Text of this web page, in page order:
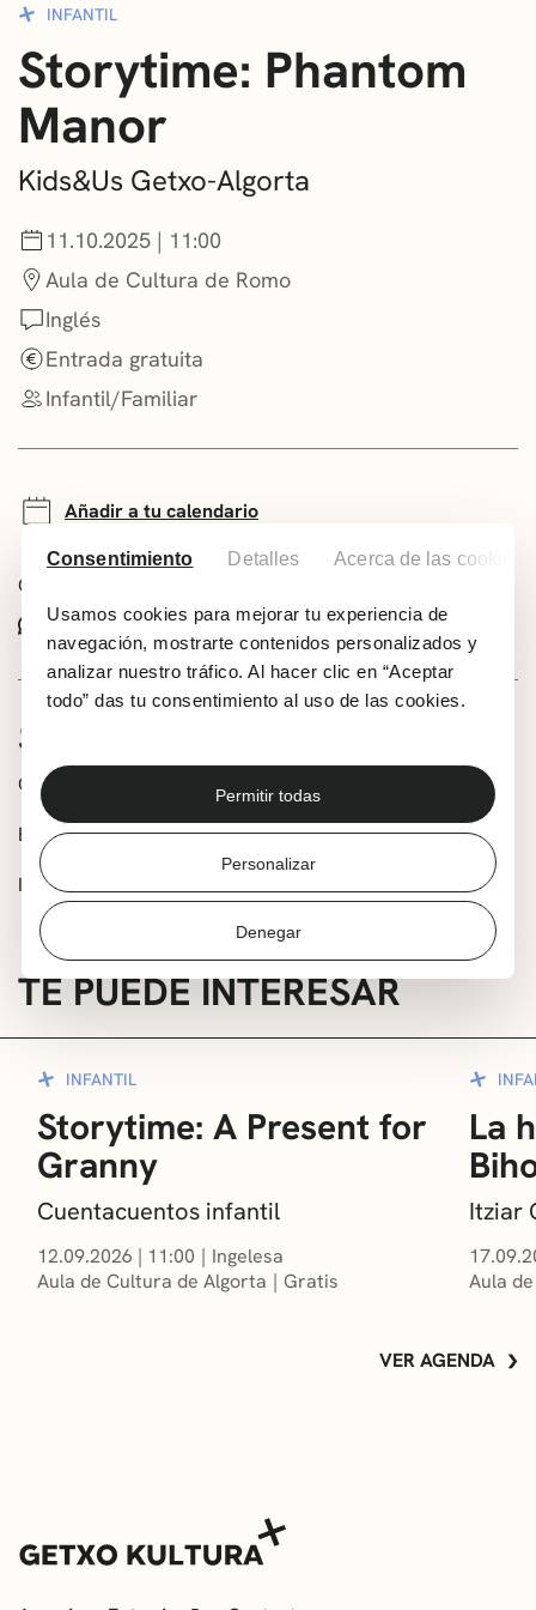
Consentimiento Detalles Acerca de las cookies
Usamos cookies para mejorar tu experiencia de
navegación, mostrarte contenidos personalizados y
analizar nuestro tráfico. Al hacer clic en “Aceptar
todo” das tu consentimiento al uso de las cookies.
Permitir todas
Personalizar
Denegar
NOTICIAS
GETXO KULTURA
ASOCIACIONES CULTURALES
INFANTIL
Storytime: Phantom
Manor
Kids&Us Getxo-Algorta
11.10.2025 | 11:00
Aula de Cultura de Romo
Inglés
Entrada gratuita
Infantil/Familiar
Añadir a tu calendario
Comparte este evento:
Whatsapp
Facebook X
SOBRE LA ACTIVIDAD
Organiza: KIDS&US Algorta-Getxo
Edad: 3-7 años
Inscripción: getxo@kidsandus.es / algorta@kidsandus.es
TE PUEDE INTERESAR
INFANTIL
Storytime: A Present for
Granny
Cuentacuentos infantil
12.09.2026 | 11:00
Ingelesa
Aula de Cultura de Algorta
Gratis
La
Itziar
Aula
VER AGENDA